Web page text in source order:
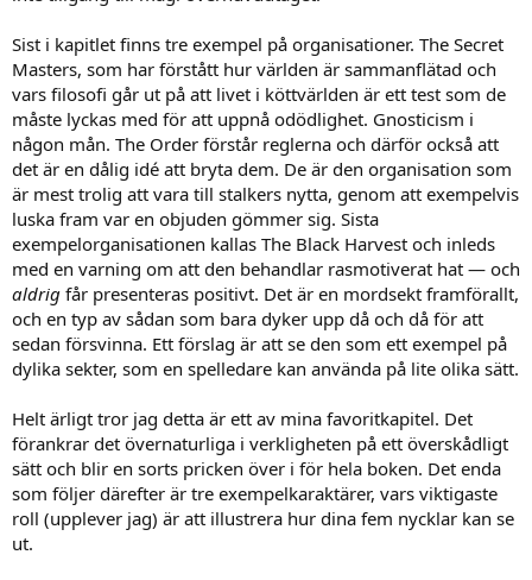
Sist i kapitlet finns tre exempel på organisationer. The Secret
Masters, som har förstått hur världen är sammanflätad och
vars filosofi går ut på att livet i köttvärlden är ett test som de
måste lyckas med för att uppnå odödlighet. Gnosticism i
någon mån. The Order förstår reglerna och därför också att
det är en dålig idé att bryta dem. De är den organisation som
är mest trolig att vara till stalkers nytta, genom att exempelvis
luska fram var en objuden gömmer sig. Sista
exempelorganisationen kallas The Black Harvest och inleds
med en varning om att den behandlar rasmotiverat hat — och
aldrig får presenteras positivt. Det är en mordsekt framförallt,
och en typ av sådan som bara dyker upp då och då för att
sedan försvinna. Ett förslag är att se den som ett exempel på
dylika sekter, som en spelledare kan använda på lite olika sätt.
Helt ärligt tror jag detta är ett av mina favoritkapitel. Det
förankrar det övernaturliga i verkligheten på ett överskådligt
sätt och blir en sorts pricken över i för hela boken. Det enda
som följer därefter är tre exempelkaraktärer, vars viktigaste
roll (upplever jag) är att illustrera hur dina fem nycklar kan se
ut.